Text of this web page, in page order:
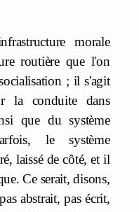
morale
routière que l'on
; il s'agit
la conduite dans
que du système
le système
laissé de côté, et il
Ce serait, disons,
abstrait, pas écrit,